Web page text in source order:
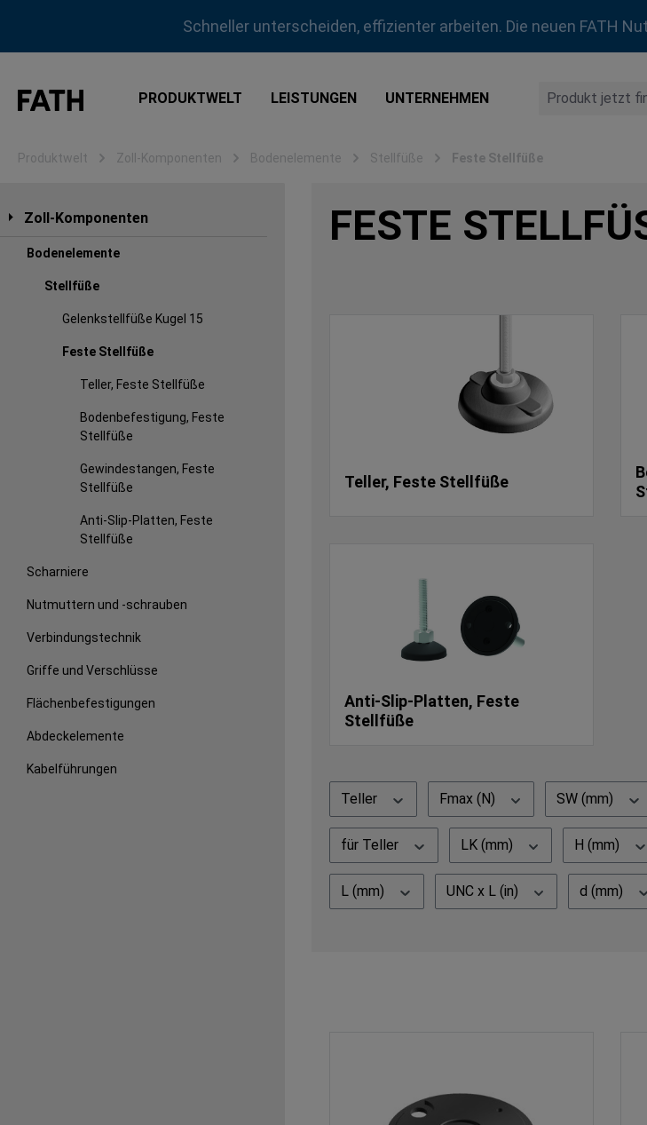
Zur Hauptnavigation springenSchneller unterscheiden, effizienter arbeiten. Die neuen FATH
PRODUKTWELT LEISTUNGEN UNTERNEHMEN
Produktwelt Zoll-Komponenten Bodenelemente Stellfüße Feste Stellfüße
Zoll-Komponenten
Bodenelemente
Stellfüße
Gelenkstellfüße Kugel 15
Feste Stellfüße
Teller, Feste Stellfüße
Bodenbefestigung, Feste
Stellfüße
Gewindestangen, Feste
Stellfüße
Anti-Slip-Platten, Feste
Stellfüße
Scharniere
Nutmuttern und -schrauben
Verbindungstechnik
Griffe und Verschlüsse
Flächenbefestigungen
Abdeckelemente
Kabelführungen
FESTE
Teller, Feste Stellfüße
Anti-Slip-Platten, Feste
Stellfüße
Teller Fmax (N) SW (mm)
für Teller LK (mm) H (mm)
L (mm) UNC x L (in) d (mm)